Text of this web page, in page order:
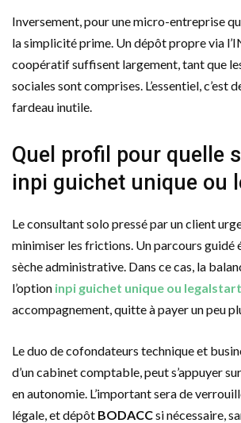
Inversement, pour une micro-entreprise
la simplicité prime. Un dépôt propre via
coopératif suffisent largement, tant que
sociales sont comprises. L’essentiel, c’est
fardeau inutile.
Quel profil pour quelle
inpi guichet unique ou
Le consultant solo pressé par un client
minimiser les frictions. Un parcours guidé
sèche administrative. Dans ce cas, la
l’option inpi guichet unique ou legalstart
accompagnement, quitte à payer un peu
Le duo de cofondateurs technique et
d’un cabinet comptable, peut s’appuyer
en autonomie. L’important sera de
légale, et dépôt BODACCsi nécessaire,